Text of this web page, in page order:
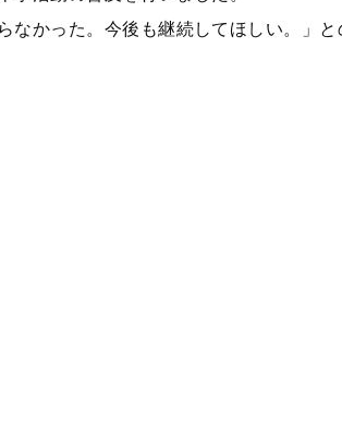
かった。今後も継続してほしい。」と